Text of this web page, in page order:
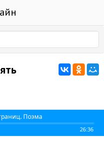
Поэма
26:36